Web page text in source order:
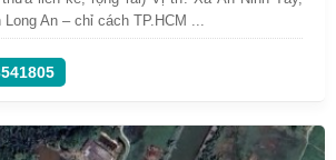
An – chỉ cách TP.HCM ...